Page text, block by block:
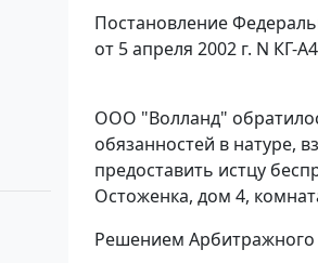
Постановление
от 5 апреля 2002 г. N КГ-
ООО "Волланд"
обязанностей в натуре,
предоставить истцу
Остоженка, дом 4,
Решением Арбитражного